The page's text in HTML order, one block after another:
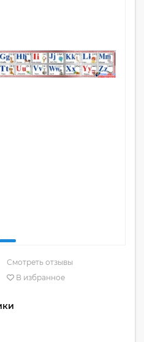
Смотреть отзывы
В избранное